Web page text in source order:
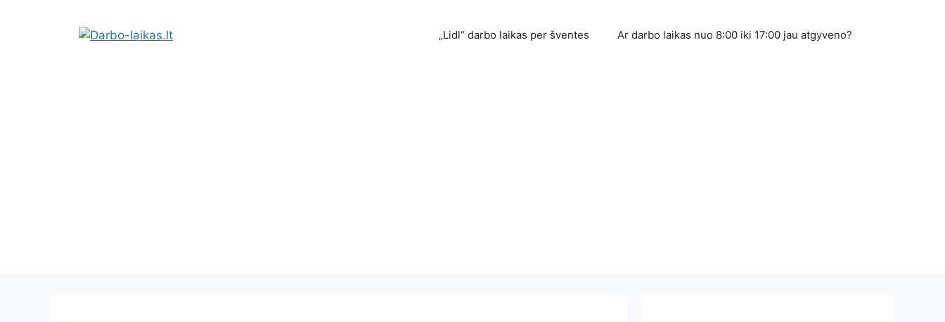
„Lidl“ darbo laikas per šventes Ar darbo laikas nuo 8:00 iki 17:00 jau atgyveno?